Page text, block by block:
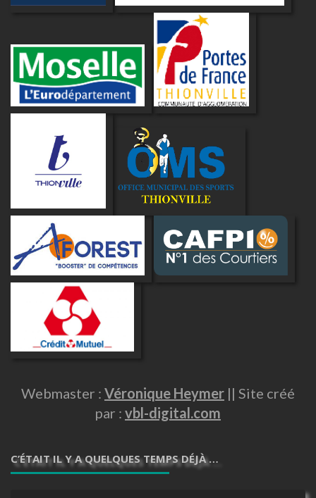
Webmaster : Véronique Heymer || Site créé
par : vbl-digital.com
C’ÉTAIT IL Y A QUELQUES TEMPS DÉJÀ …